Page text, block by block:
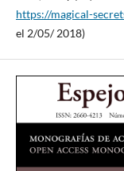
https://magical-
el 2/05/ 2018)